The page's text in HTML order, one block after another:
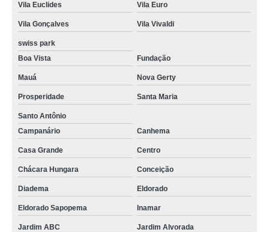
Vila Euclides Vila Euro
Vila Gonçalves Vila Vivaldi
swiss park
Boa Vista
Fundação
Mauá Nova Gerty
Prosperidade Santa Maria
Santo Antônio
Campanário
Canhema
Casa Grande Centro
Chácara Hungara Conceição
Diadema Eldorado
Eldorado Sapopema Inamar
Jardim ABC Jardim Alvorada